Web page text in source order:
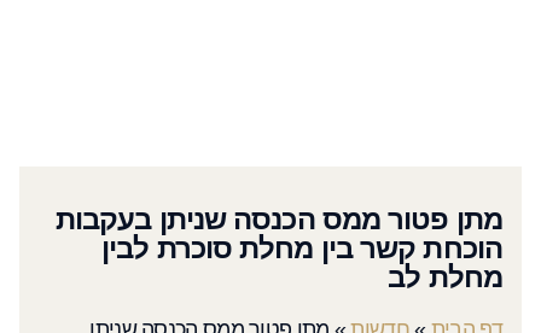
מתן פטור ממס הכנסה שניתן בעקבות
הוכחת קשר בין מחלת סוכרת לבין
מחלת לב